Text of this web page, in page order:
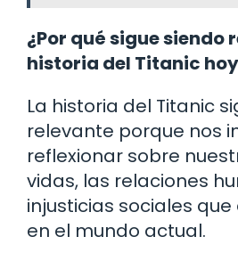
¿Por qué sigue siendo
historia del Titanic
La historia del Titanic
relevante porque nos
reflexionar sobre
vidas, las relaciones
injusticias sociales
en el mundo actual.